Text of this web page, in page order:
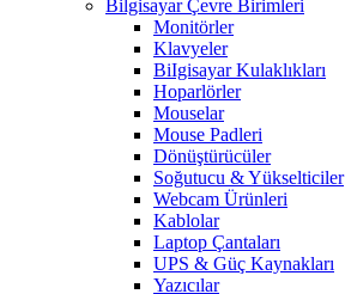
Bilgisayar Çevre Birimleri
Monitörler
Klavyeler
BiIgisayar Kulaklıkları
Hoparlörler
Mouselar
Mouse Padleri
Dönüştürücüler
Soğutucu & Yükselticiler
Webcam Ürünleri
Kablolar
Laptop Çantaları
UPS & Güç Kaynakları
Yazıcılar